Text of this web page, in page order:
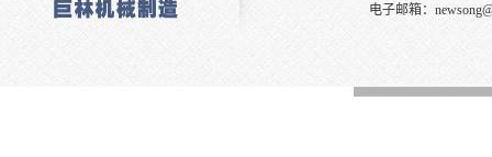
电子邮箱：